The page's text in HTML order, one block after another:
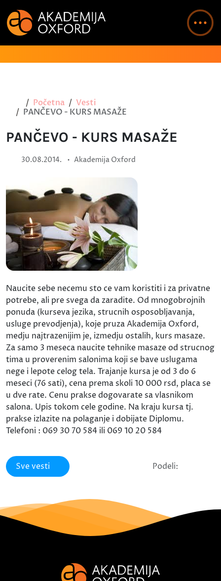
Početna
Vesti
PANČEVO - KURS MASAŽE
PANČEVO - KURS MASAŽE
30.08.2014. • Akademija Oxford
Naucite sebe necemu sto ce vam koristiti i za privatne
potrebe, ali pre svega da zaradite. Od mnogobrojnih
ponuda (kurseva jezika, strucnih osposobljavanja,
usluge prevodjenja), koje pruza Akademija Oxford,
medju najtrazenijim je, izmedju ostalih, kurs masaze.
Za samo 3 meseca naucite tehnike masaze od strucnog
tima u proverenim salonima koji se bave uslugama
nege i lepote celog tela. Trajanje kursa je od 3 do 6
meseci (76 sati), cena prema skoli 10 000 rsd, placa se
u dve rate. Cenu prakse dogovarate sa vlasnikom
salona. Upis tokom cele godine. Na kraju kursa tj.
prakse izlazite na polaganje i dobijate Diplomu.
Telefoni : 069 30 70 584 ili 069 10 20 584
Sve vesti Podeli: